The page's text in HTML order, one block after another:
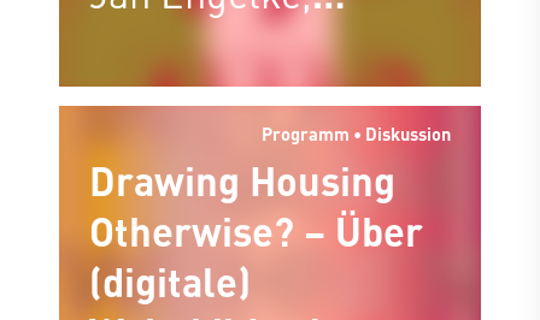
Programm • Diskussion
Drawing Housing
Otherwise? – Über
(digitale)